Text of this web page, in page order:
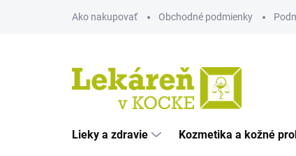
Ako nakupovať Obchodné podmienky
Lieky a zdravie Kozmetika a kožné